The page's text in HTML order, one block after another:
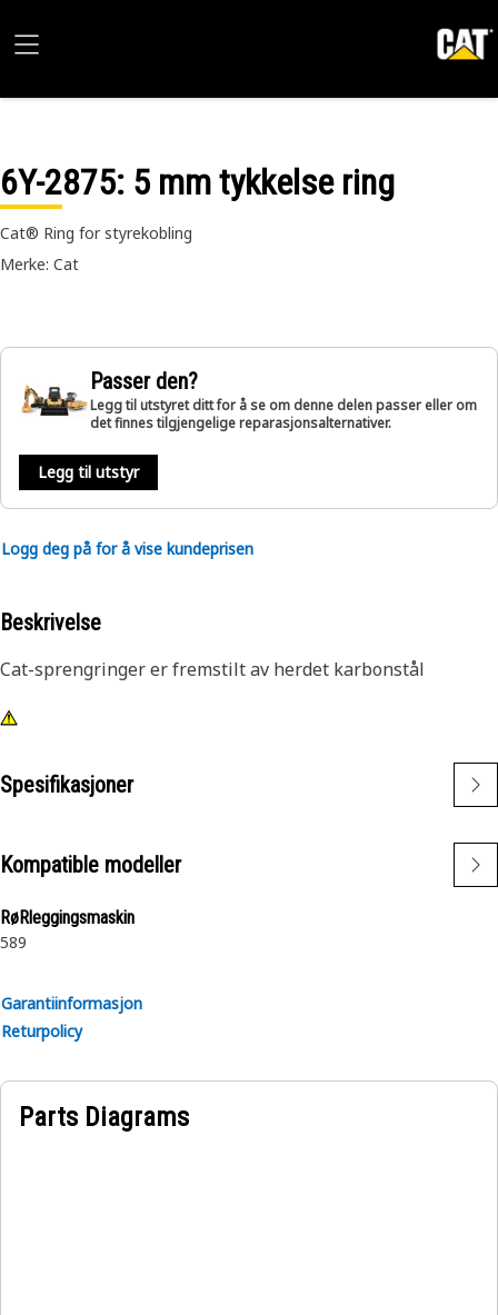
6Y-2875: 5 mm tykkelse ring
Cat® Ring for styrekobling
Merke: Cat
Passer den?
Legg til utstyret ditt for å se om denne delen passer eller om
det finnes tilgjengelige reparasjonsalternativer.
Legg til utstyr
Logg deg på for å vise kundeprisen
Beskrivelse
Cat-sprengringer er fremstilt av herdet karbonstål
Spesifikasjoner
Kompatible modeller
RøRleggingsmaskin
589
Garantiinformasjon
Returpolicy
Parts Diagrams